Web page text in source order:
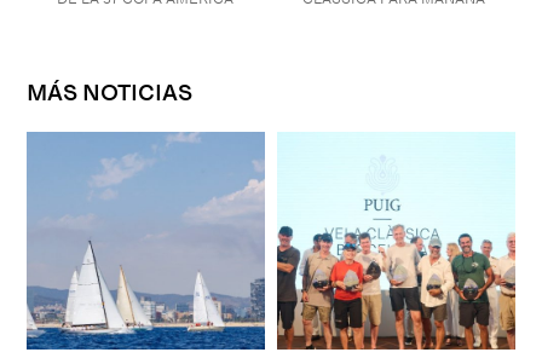
MÁS NOTICIAS